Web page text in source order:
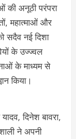
की अनूठी परंपरा
महात्माओं और
सदैव नई दिशा
के उज्ज्वल
के माध्यम से
किया।
दिनेश बावरा,
ने अपनी